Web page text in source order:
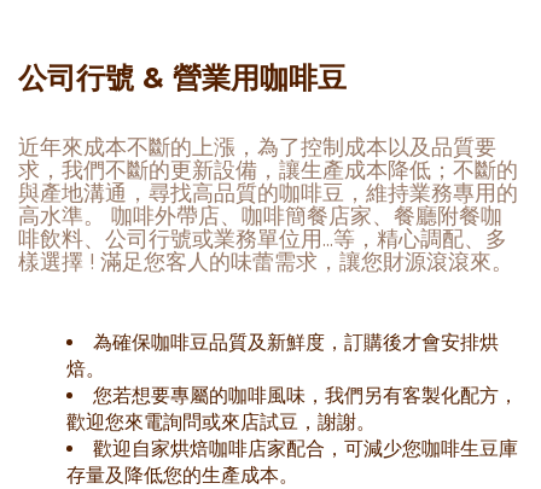
公司行號 & 營業用咖啡豆
近年來成本不斷的上漲，為了控制成本以及品質要
求，我們不斷的更新設備，讓生產成本降低；不斷的
與產地溝通，尋找高品質的咖啡豆，維持業務專用的
高水準。 咖啡外帶店、咖啡簡餐店家、餐廳附餐咖
啡飲料、公司行號或業務單位用...等，精心調配、多
樣選擇 ! 滿足您客人的味蕾需求，讓您財源滾滾來。
為確保咖啡豆品質及新鮮度，訂購後才會安排烘
焙。
您若想要專屬的咖啡風味，我們另有客製化配方，
歡迎您來電詢問或來店試豆，謝謝。
歡迎自家烘焙咖啡店家配合，可減少您咖啡生豆庫
存量及降低您的生產成本。